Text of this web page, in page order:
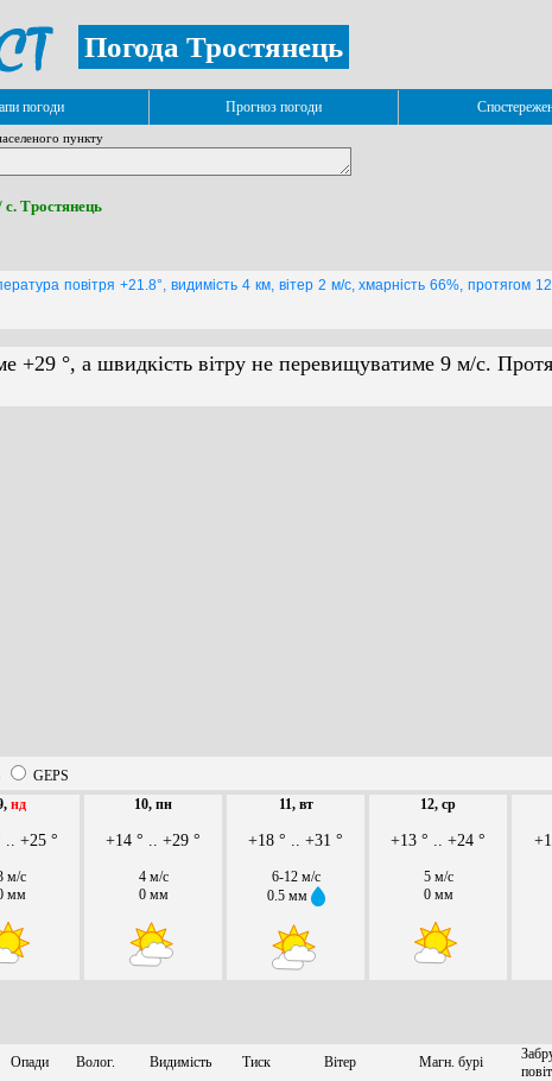
Погода Тростянець
погоди Прогноз погоди
пункту
с. Тростянець
повітря +21.8°, видимість 4 км, вітер 2 м/с, хмарність 66%, протягом
+29 °, а швидкість вітру не перевищуватиме 9 м/с.
GEPS
нд
.. +25 °
м/с
мм
10, пн
+14 ° .. +29 °
4 м/с
0 мм
11, вт
+18 ° .. +31 °
6-12 м/с
0.5 мм
12, ср
+13 ° .. +24 °
5 м/с
0 мм
Опади Волог. Видимість Тиск Вітер Магн. бурі